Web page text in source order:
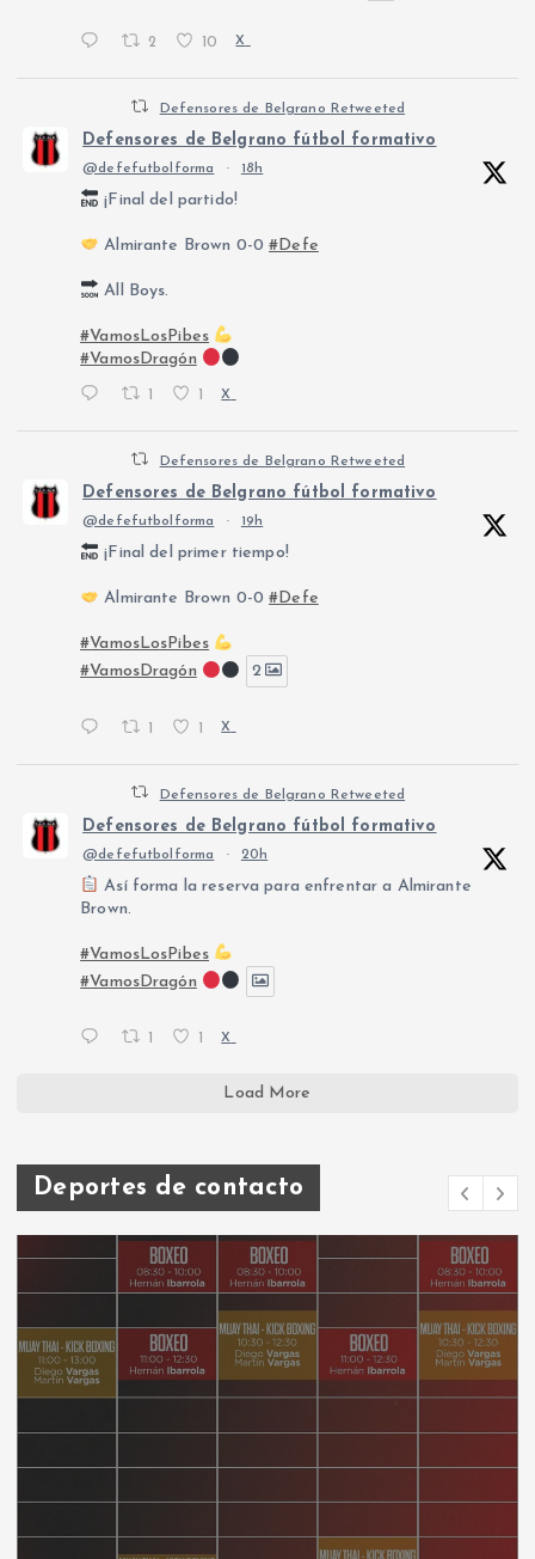
2 10 X
Defensores de Belgrano Retweeted
Defensores de Belgrano fútbol formativo
@defefutbolforma · 18h
¡Final del partido!
Almirante Brown 0-0#Defe
All Boys.
#VamosLosPibes
#VamosDragón
X
Defensores de Belgrano Retweeted
Defensores de Belgrano fútbol formativo
@defefutbolforma · 19h
¡Final del primer tiempo!
Almirante Brown 0-0#Defe
#VamosLosPibes
#VamosDragón
2
1 1 X
Defensores de Belgrano Retweeted
Defensores de Belgrano fútbol formativo
@defefutbolforma · 20h
Así forma la reserva para enfrentar a Almirante
Brown.
#VamosLosPibes
#VamosDragón
X
Load More
Deportes de contacto